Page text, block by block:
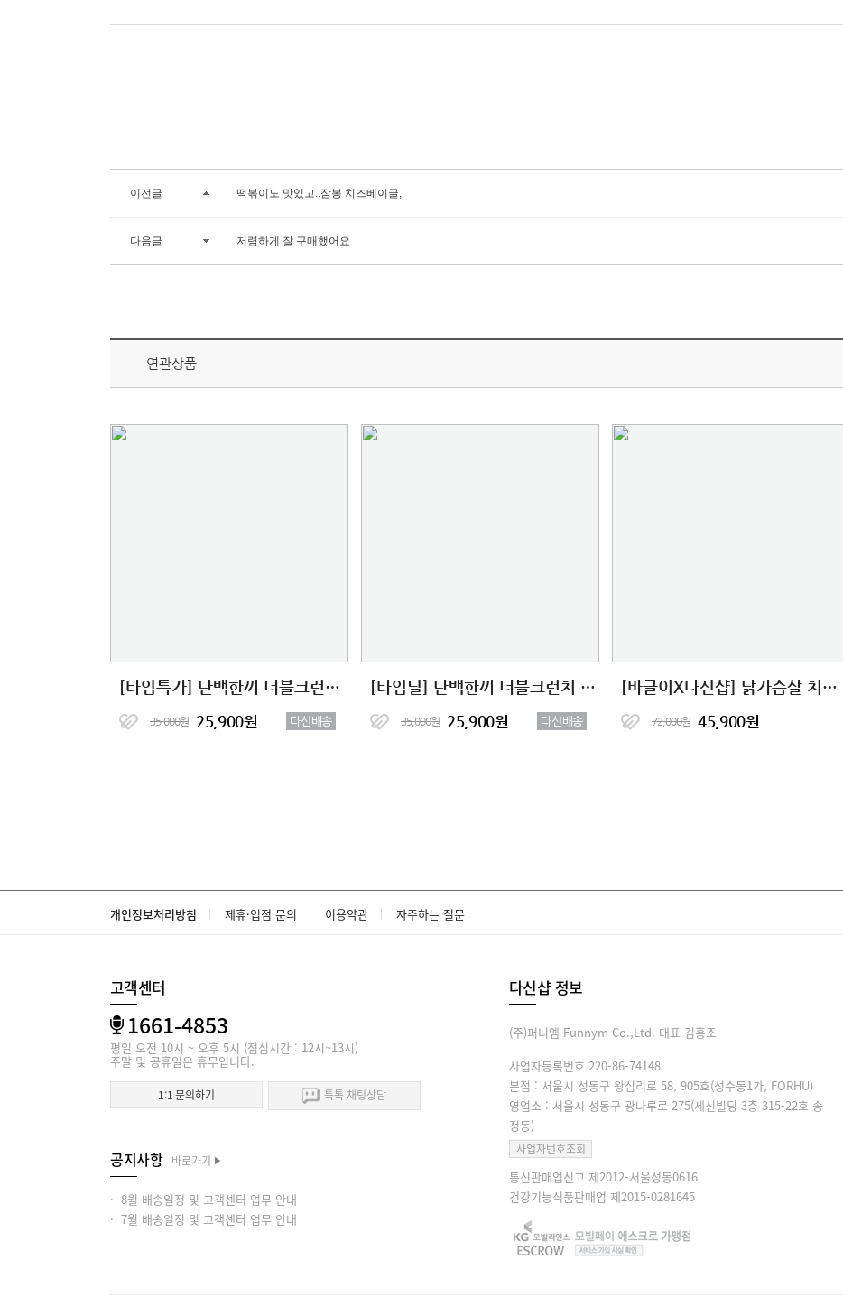
이전글 떡볶이도 맛있고..잠봉 치즈베이글,
다음글 저렴하게 잘 구매했어요
연관상품
[타임특가] 단백한끼 더블크런치 단백질쉐이크 2종 (7+7)
35,000원 25,900원 다신배송
[타임딜] 단백한끼 더블크런치 단백질쉐이크 2종 (7+7)
35,000원 25,900원 다신배송
[바글이X다신샵] 닭가슴살 치킨&마녀스프 10종 단독핫딜
72,000원 45,900원
개인정보처리방침 제휴·입점 문의 이용약관 자주하는 질문
고객센터
1661-4853
평일 오전 10시 ~ 오후 5시 (점심시간 : 12시~13시)
주말 및 공휴일은 휴무입니다.
1:1 문의하기 톡톡 채팅상담
공지사항 바로가기
· 8월 배송일정 및 고객센터 업무 안내
· 7월 배송일정 및 고객센터 업무 안내
다신샵 정보
(주)퍼니엠 Funnym Co.,Ltd. 대표 김흥조
사업자등록번호 220-86-74148
본점 : 서울시 성동구 왕십리로 58, 905호(성수동1가, FORHU)
영업소 : 서울시 성동구 광나루로 275(세신빌딩 3층 315-22호 송
정동)
사업자번호조회
통신판매업신고 제2012-서울성동0616
건강기능식품판매업 제2015-0281645